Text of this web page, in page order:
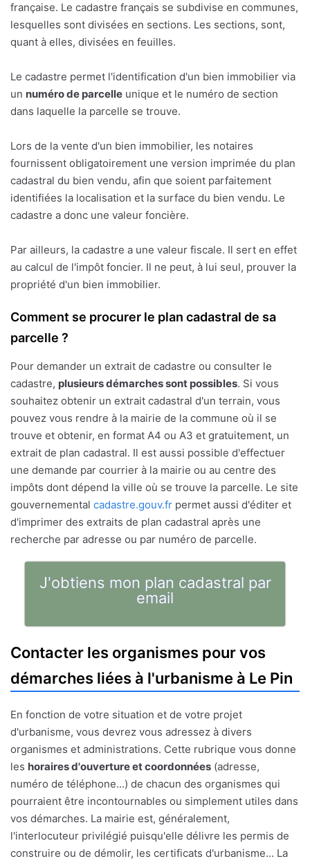
française. Le cadastre français se subdivise en communes,
lesquelles sont divisées en sections. Les sections, sont,
quant à elles, divisées en feuilles.
Le cadastre permet l'identification d'un bien immobilier via
un numéro de parcelle unique et le numéro de section
dans laquelle la parcelle se trouve.
Lors de la vente d'un bien immobilier, les notaires
fournissent obligatoirement une version imprimée du plan
cadastral du bien vendu, afin que soient parfaitement
identifiées la localisation et la surface du bien vendu. Le
cadastre a donc une valeur foncière.
Par ailleurs, la cadastre a une valeur fiscale. Il sert en effet
au calcul de l'impôt foncier. Il ne peut, à lui seul, prouver la
propriété d'un bien immobilier.
Comment se procurer le plan cadastral de sa
parcelle ?
Pour demander un extrait de cadastre ou consulter le
cadastre, plusieurs démarches sont possibles. Si vous
souhaitez obtenir un extrait cadastral d'un terrain, vous
pouvez vous rendre à la mairie de la commune où il se
trouve et obtenir, en format A4 ou A3 et gratuitement, un
extrait de plan cadastral. Il est aussi possible d'effectuer
une demande par courrier à la mairie ou au centre des
impôts dont dépend la ville où se trouve la parcelle. Le site
gouvernemental cadastre.gouv.fr permet aussi d'éditer et
d'imprimer des extraits de plan cadastral après une
recherche par adresse ou par numéro de parcelle.
J'obtiens mon plan cadastral par
email
Contacter les organismes pour vos
démarches liées à l'urbanisme à Le Pin
En fonction de votre situation et de votre projet
d'urbanisme, vous devrez vous adressez à divers
organismes et administrations. Cette rubrique vous donne
les horaires d'ouverture et coordonnées (adresse,
numéro de téléphone...) de chacun des organismes qui
pourraient être incontournables ou simplement utiles dans
vos démarches. La mairie est, généralement,
l'interlocuteur privilégié puisqu'elle délivre les permis de
construire ou de démolir, les certificats d'urbanisme... La